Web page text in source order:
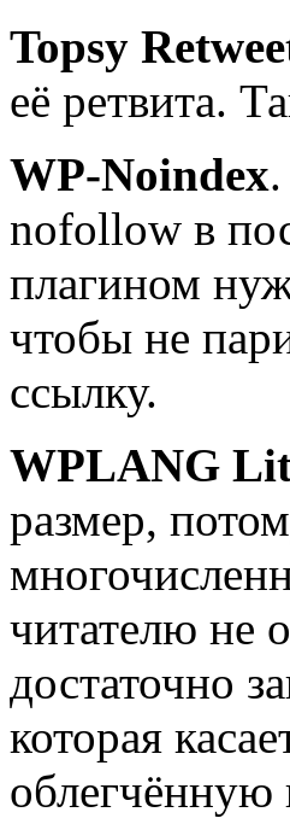
Topsy
её ретвита.
WP-Noindex
nofollow в
плагином
чтобы не
ссылку.
WPLANG
размер,
читателю не
достаточно
которая
облегчённую